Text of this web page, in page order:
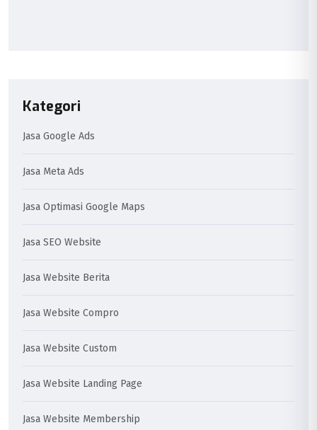
Kategori
Jasa Google Ads
Jasa Meta Ads
Jasa Optimasi Google Maps
Jasa SEO Website
Jasa Website Berita
Jasa Website Compro
Jasa Website Custom
Jasa Website Landing Page
Jasa Website Membership